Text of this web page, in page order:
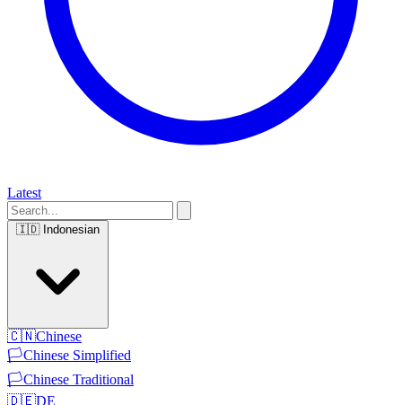
Latest
🇮🇩 Indonesian
🇨🇳Chinese
🏳️Chinese Simplified
🏳️Chinese Traditional
🇩🇪DE